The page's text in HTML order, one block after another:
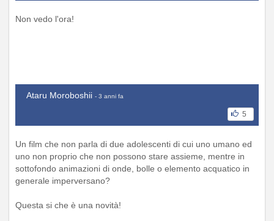
Non vedo l'ora!
Ataru Moroboshii - 3 anni fa
5
Un film che non parla di due adolescenti di cui uno umano ed
uno non proprio che non possono stare assieme, mentre in
sottofondo animazioni di onde, bolle o elemento acquatico in
generale imperversano?
Questa si che è una novità!